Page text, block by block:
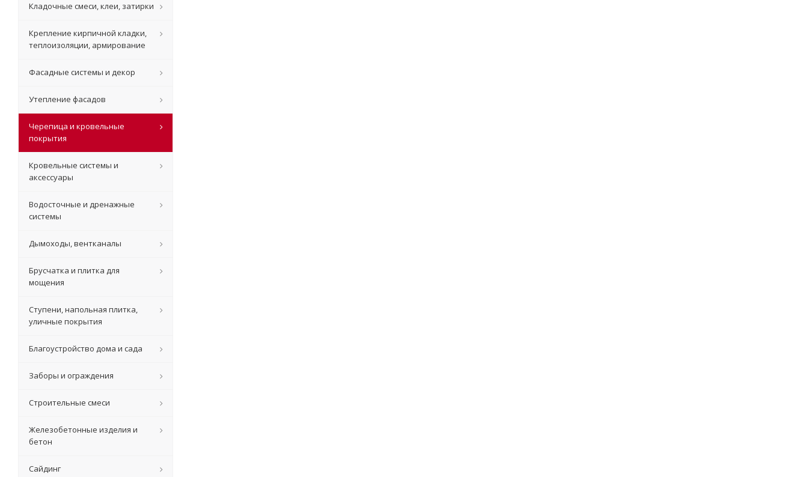
Кладочные смеси, клеи, затирки
Крепление кирпичной кладки,
теплоизоляции, армирование
Фасадные системы и декор
Утепление фасадов
Черепица и кровельные
покрытия
Кровельные системы и
аксессуары
Водосточные и дренажные
системы
Дымоходы, вентканалы
Брусчатка и плитка для
мощения
Ступени, напольная плитка,
уличные покрытия
Благоустройство дома и сада
Заборы и ограждения
Строительные смеси
Железобетонные изделия и
бетон
Сайдинг